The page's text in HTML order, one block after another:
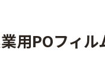
用POフィル